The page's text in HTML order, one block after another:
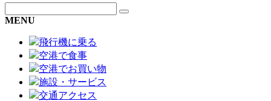
MENU
飛行機に乗る
空港で食事
空港でお買い物
施設・サービス
交通アクセス